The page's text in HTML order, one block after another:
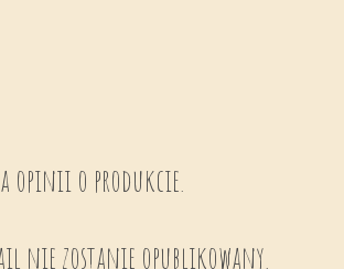
opinii o produkcie.
nie zostanie opublikowany.